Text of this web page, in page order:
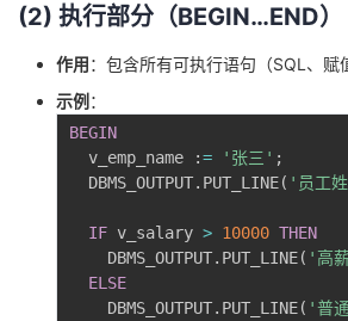
证
实
验
的
收
持
建
(2) 执行部分（BEGIN…END）
作用：包含所有可执行语句（SQL、赋
示例 ：
BEGIN
  v_emp_name :
= '张三' ;
  DBMS_OUTPUT
. PUT_LINE( '员工
IF v_salary > 10000 THEN
    DBMS_OUTPUT
. PUT_LINE( '高
ELSE
    DBMS_OUTPUT
. PUT_LINE( '普